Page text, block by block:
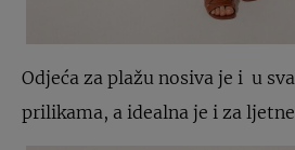
Odjeća za plažu nosiva je i u
prilikama, a idealna je i za